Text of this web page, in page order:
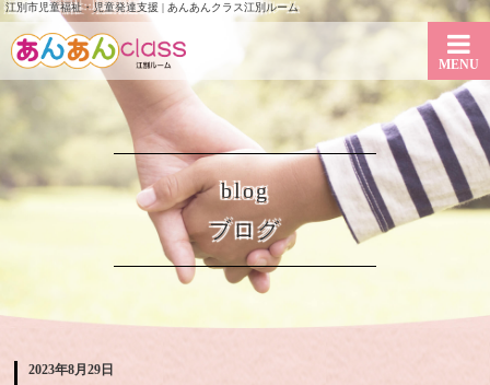
江別市児童福祉・児童発達支援 | あんあんクラス江別ルーム
blog
ブログ
MENU
2023年8月29日